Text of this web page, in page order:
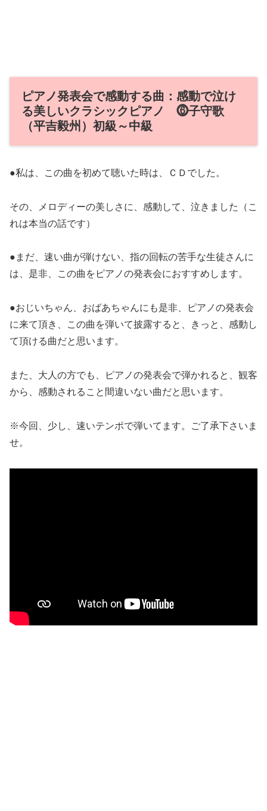
ピアノ発表会で感動する曲：感動で泣け
る美しいクラシックピアノ ⓺子守歌
（平吉毅州）初級～中級
●私は、この曲を初めて聴いた時は、ＣＤでした。
その、メロディーの美しさに、感動して、泣きました（こ
れは本当の話です）
●まだ、速い曲が弾けない、指の回転の苦手な生徒さんに
は、是非、この曲をピアノの発表会におすすめします。
●おじいちゃん、おばあちゃんにも是非、ピアノの発表会
に来て頂き、この曲を弾いて披露すると、きっと、感動し
て頂ける曲だと思います。
また、大人の方でも、ピアノの発表会で弾かれると、観客
から、感動されること間違いない曲だと思います。
※今回、少し、速いテンポで弾いてます。ご了承下さいま
せ。